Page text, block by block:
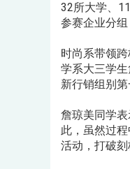
32所大学、
参赛企业分
时尚系带领
学系大三学
新行销组别第
詹琼美同学
此，虽然过
活动，打破